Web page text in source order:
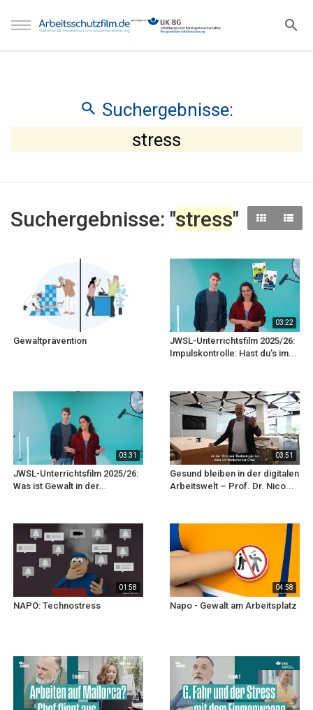
Suchergebnisse:
stress
Suchergebnisse: "stress"
Gewaltprävention
03:22
JWSL-Unterrichtsfilm 2025/26:
Impulskontrolle: Hast du’s im...
03:31
JWSL-Unterrichtsfilm 2025/26:
Was ist Gewalt in der...
03:51
Gesund bleiben in der digitalen
Arbeitswelt – Prof. Dr. Nico...
01:58
NAPO: Technostress
04:58
Napo - Gewalt am Arbeitsplatz